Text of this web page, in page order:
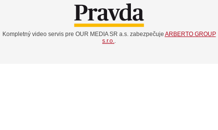
Kompletný video servis pre OUR MEDIA SR a.s. zabezpečuje ARBERTO GROUP
s.r.o..